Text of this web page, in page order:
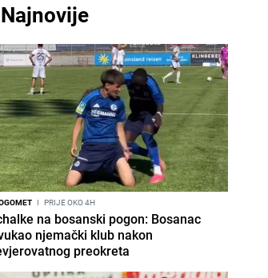
Najnovije
I PRIJE OKO 4H
na bosanski pogon: Bosanac
njemački klub nakon
preokreta